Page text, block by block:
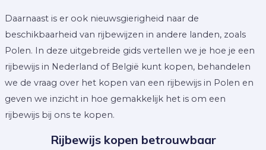
Daarnaast is er ook nieuwsgierigheid naar de
beschikbaarheid van rijbewijzen in andere landen, zoals
Polen. In deze uitgebreide gids vertellen we je hoe je een
rijbewijs in Nederland of België kunt kopen, behandelen
we de vraag over het kopen van een rijbewijs in Polen en
geven we inzicht in hoe gemakkelijk het is om een
rijbewijs bij ons te kopen.
Rijbewijs kopen betrouwbaar